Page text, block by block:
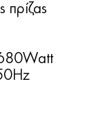
πρίζας